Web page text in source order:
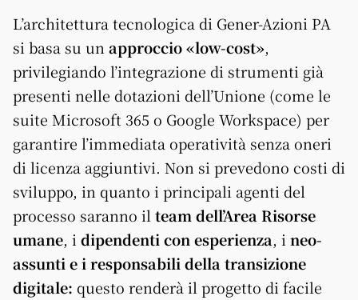
L’architettura tecnologica di Gener-Azioni PA
si basa su un approccio «low-cost»,
privilegiando l’integrazione di strumenti già
presenti nelle dotazioni dell’Unione (come le
suite Microsoft 365 o Google Workspace) per
garantire l’immediata operatività senza oneri
di licenza aggiuntivi. Non si prevedono costi di
sviluppo, in quanto i principali agenti del
processo saranno il team dell’Area Risorse
umane, i dipendenti con esperienza, i neo-
assunti e i responsabili della transizione
digitale: questo renderà il progetto di facile